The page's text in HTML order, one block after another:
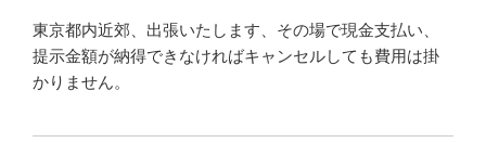
東京都内近郊、出張いたします、その場で現金支払い、
提示金額が納得できなければキャンセルしても費用は掛
かりません。